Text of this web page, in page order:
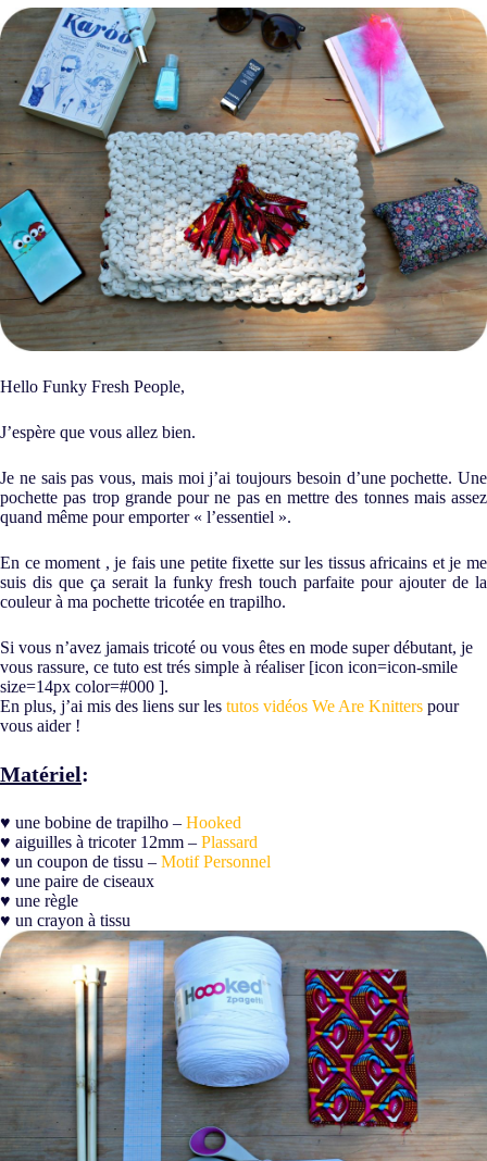
Hello Funky Fresh People,
J’espère que vous allez bien.
Je ne sais pas vous, mais moi j’ai toujours besoin d’une pochette. Une
pochette pas trop grande pour ne pas en mettre des tonnes mais assez
quand même pour emporter « l’essentiel ».
En ce moment , je fais une petite fixette sur les tissus africains et je me
suis dis que ça serait la funky fresh touch parfaite pour ajouter de la
couleur à ma pochette tricotée en trapilho.
Si vous n’avez jamais tricoté ou vous êtes en mode super débutant, je
vous rassure, ce tuto est trés simple à réaliser [icon icon=icon-smile
size=14px color=#000 ].
En plus, j’ai mis des liens sur les tutos vidéos We Are Knitters pour
vous aider !
Matériel:
♥ une bobine de trapilho – Hooked
♥ aiguilles à tricoter 12mm – Plassard
♥ un coupon de tissu – Motif Personnel
♥ une paire de ciseaux
♥ une règle
♥ un crayon à tissu